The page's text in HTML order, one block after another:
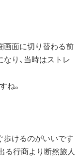
画面に切り替わる前
り、当時はストレ
ね。
歩けるのがいいです
る行商より断然旅人